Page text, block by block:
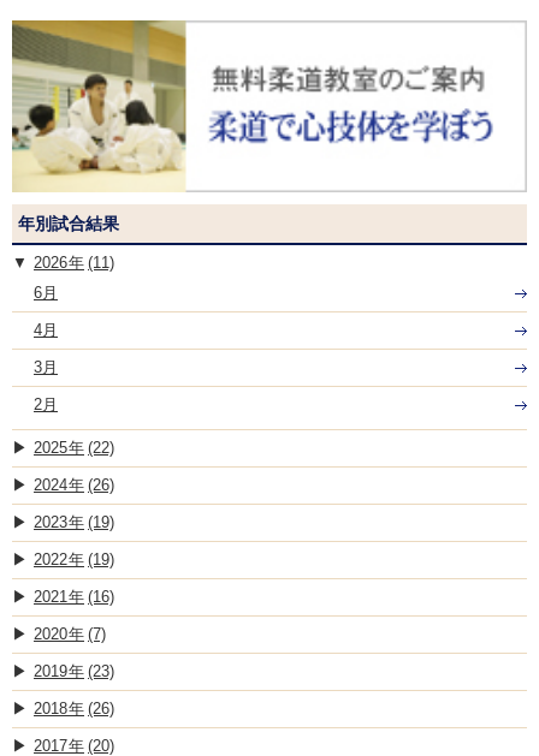
年別試合結果
2026
(11)
6月
4月
3月
2月
2025 (22)
2024 (26)
2023 (19)
2022 (19)
2021 (16)
2020 (7)
2019 (23)
2018 (26)
2017 (20)